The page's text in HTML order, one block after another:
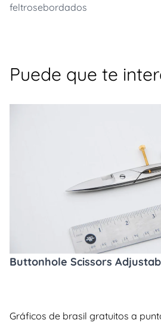
feltrosebordados
Puede que te
Buttonhole Scissors
Gráficos de brasil gratuitos a